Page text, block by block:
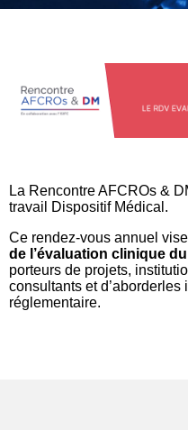
La Rencontre AFCROs &
travail Dispositif Médical.
Ce rendez-vous annuel
de l’évaluation clinique
porteurs de projets,
consultants et
réglementaire.